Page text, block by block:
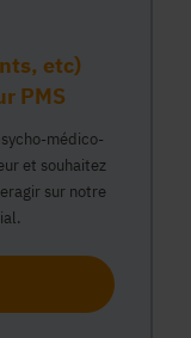
etc)
PMS
médico-
et souhaitez
sur notre